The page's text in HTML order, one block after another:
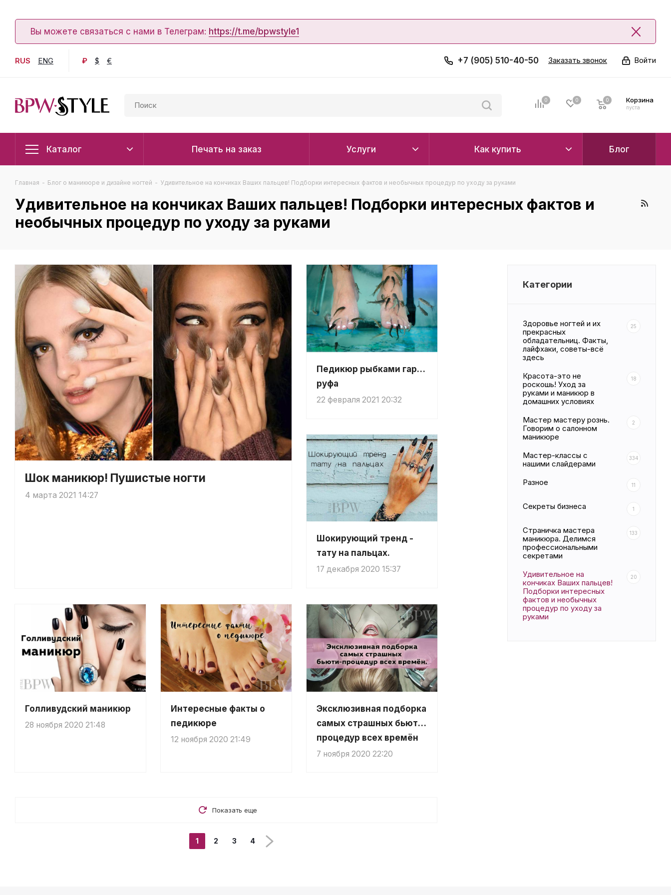
Вы можете связаться с нами в Телеграм: https://t.me/bpwstyle1
RUS ENG ₽ $ € Войти
+7 (905) 510-40-50 Заказать звонок
0 0 Корзина
0
пуста
0
Каталог Печать на заказ Услуги Как купить Блог
Главная - Блог о маникюре и дизайне ногтей - Удивительное на кончиках Ваших пальцев! Подборки интересных фактов и необычных процедур по уходу за руками
Удивительное на кончиках Ваших пальцев! Подборки интересных фактов и
необычных процедур по уходу за руками
Шок маникюр! Пушистые ногти
4 марта 2021 14:27
Педикюр рыбками гарра
руфа
22 февраля 2021 20:32
Шокирующий тренд -
тату на пальцах.
17 декабря 2020 15:37
Голливудский маникюр
28 ноября 2020 21:48
Интересные факты о
педикюре
12 ноября 2020 21:49
Эксклюзивная подборка
самых страшных бьюти-
процедур всех времён
7 ноября 2020 22:20
Показать еще
1 2 3 4
Категории
Здоровье ногтей и их
прекрасных
обладательниц. Факты,
лайфхаки, советы-всё
здесь
25
Красота-это не
роскошь! Уход за
руками и маникюр в
домашних условиях
18
Мастер мастеру рознь.
Говорим о салонном
маникюре
2
Мастер-классы с
нашими слайдерами
334
Разное 11
Секреты бизнеса 1
Страничка мастера
маникюра. Делимся
профессиональными
секретами
133
Удивительное на
кончиках Ваших пальцев!
Подборки интересных
фактов и необычных
процедур по уходу за
руками
20